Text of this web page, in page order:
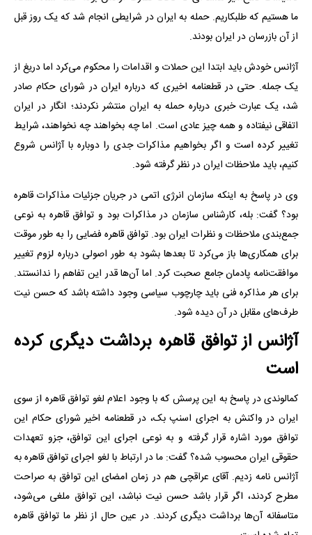
ما هستیم که طلبکاریم. حمله به ایران در شرایطی انجام شد که یک روز قبل
از آن بازرسان در ایران بودند.
آژانس خودش باید ابتدا این حملات و اقدامات را محکوم می‌کرد اما دریغ از
یک جمله. حتی در قطعنامه اخیری که درباره ایران در شورای حکام صادر
شد، یک عبارت خبری درباره حمله به ایران منتشر نکردند؛ انگار در ایران
اتفاقی نیفتاده و همه چیز عادی است. اما چه بخواهند چه نخواهند، شرایط
تغییر کرده است و اگر بخواهیم مذاکرات جدی را دوباره با آژانس شروع
کنیم، باید ملاحظات ایران در نظر گرفته شود.
وی در پاسخ به اینکه سازمان انرژی اتمی در جریان جزئیات مذاکرات قاهره
بود؟ گفت: بله، کارشناس سازمان در مذاکرات بود و توافق قاهره به نوعی
جمع‌بندی ملاحظات و نظرات ایران بود. توافق قاهره فضایی را به طور موقت
برای همکاری‌ها باز می‌کرد تا بعدها بشود به طور اصولی درباره لزوم تغییر
موافقت‌نامه پادمان جامع صحبت کرد. اما آن‌ها قدر این تفاهم را ندانستند.
برای هر مذاکره فنی باید چارچوب سیاسی وجود داشته باشد که حسن نیت
طرف‌های مقابل در آن دیده شود.
آژانس از توافق قاهره برداشت دیگری کرده
است
کمالوندی در پاسخ به این پرسش که با وجود اعلام لغو توافق قاهره از سوی
ایران در واکنش به اجرای اسنپ بک، در قطعنامه اخیر شورای حکام این
توافق مورد اشاره قرار گرفته و به نوعی اجرای این توافق، جزو تعهدات
حقوقی ایران محسوب شده؟ گفت: ما در ارتباط با لغو اجرای توافق قاهره به
آژانس نامه زدیم. آقای عراقچی هم در زمان امضای این توافق به صراحت
مطرح کردند، اگر قرار باشد حسن نیت نباشد، این توافق ملغی می‌شود،
متاسفانه آن‌ها برداشت دیگری کردند. در عین حال از نظر ما توافق قاهره